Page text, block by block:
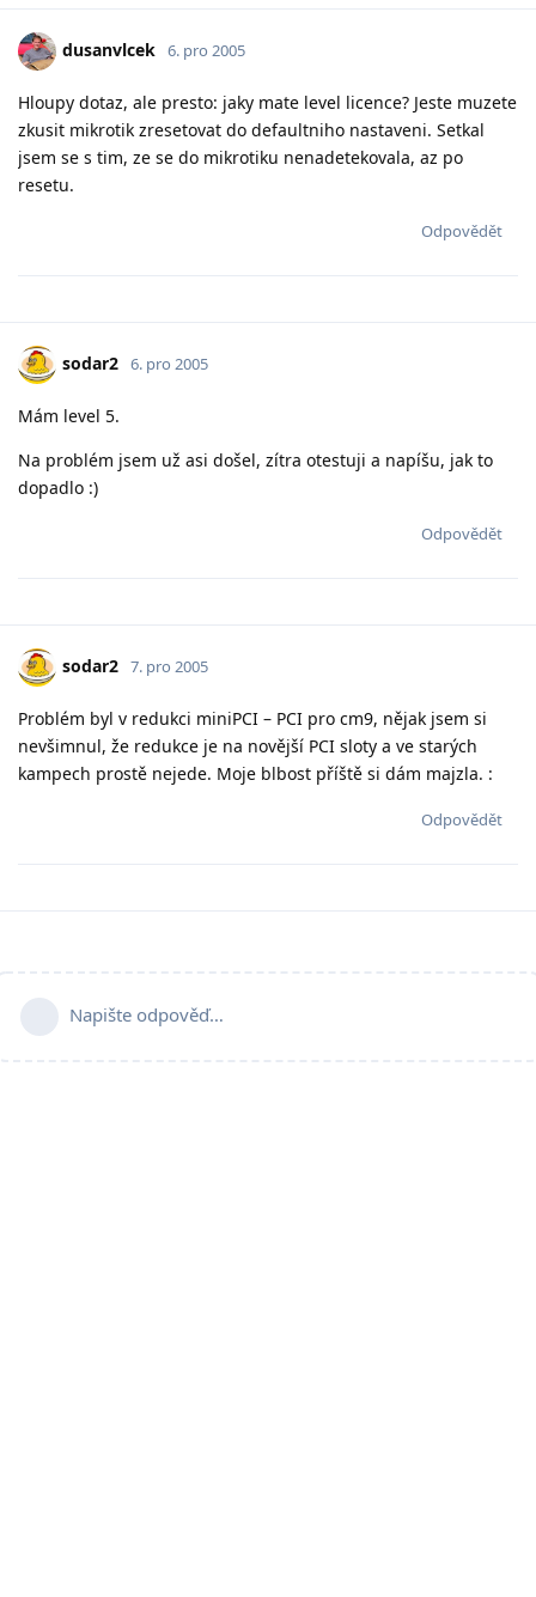
dusanvlcek 6. pro 2005
Hloupy dotaz, ale presto: jaky mate level licence? Jeste muzete
zkusit mikrotik zresetovat do defaultniho nastaveni. Setkal
jsem se s tim, ze se do mikrotiku nenadetekovala, az po
resetu.
Odpovědět
sodar2 6. pro 2005
Mám level 5.
Na problém jsem už asi došel, zítra otestuji a napíšu, jak to
dopadlo :)
Odpovědět
sodar2 7. pro 2005
Problém byl v redukci miniPCI – PCI pro cm9, nějak jsem si
nevšimnul, že redukce je na novější PCI sloty a ve starých
kampech prostě nejede. Moje blbost příště si dám majzla. :
Odpovědět
Napište odpověď…